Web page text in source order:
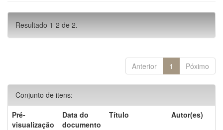
Resultado 1-2 de 2.
Anterior 1 Póximo
Conjunto de itens:
Pré-
visualização
Data do
documento
Título Autor(es)